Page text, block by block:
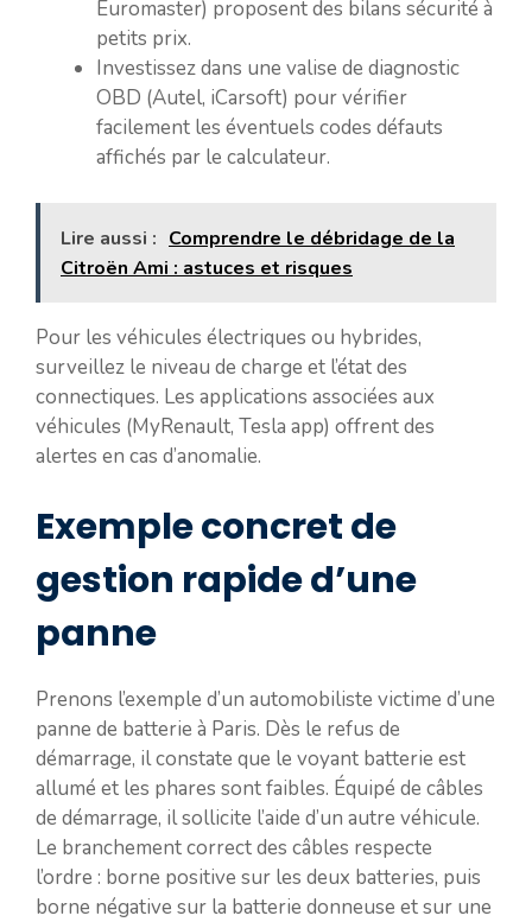
Euromaster) proposent des bilans sécurité à
petits prix.
Investissez dans une valise de diagnostic
OBD (Autel, iCarsoft) pour vérifier
facilement les éventuels codes défauts
affichés par le calculateur.
Lire aussi : Comprendre le débridage de la
Citroën Ami : astuces et risques
Pour les véhicules électriques ou hybrides,
surveillez le niveau de charge et l’état des
connectiques. Les applications associées aux
véhicules (MyRenault, Tesla app) offrent des
alertes en cas d’anomalie.
Exemple concret de
gestion rapide d’une
panne
Prenons l’exemple d’un automobiliste victime d’une
panne de batterie à Paris. Dès le refus de
démarrage, il constate que le voyant batterie est
allumé et les phares sont faibles. Équipé de câbles
de démarrage, il sollicite l’aide d’un autre véhicule.
Le branchement correct des câbles respecte
l’ordre : borne positive sur les deux batteries, puis
borne négative sur la batterie donneuse et sur une